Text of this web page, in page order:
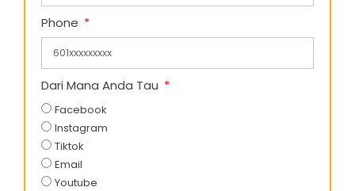
Phone
Dari Mana Anda Tau
Facebook
Instagram
Tiktok
Email
Youtube